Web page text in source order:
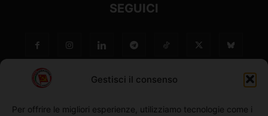
Gestisci il consenso
Per offrire le migliori esperienze, utilizziamo tecnologie come i
SEGUICI